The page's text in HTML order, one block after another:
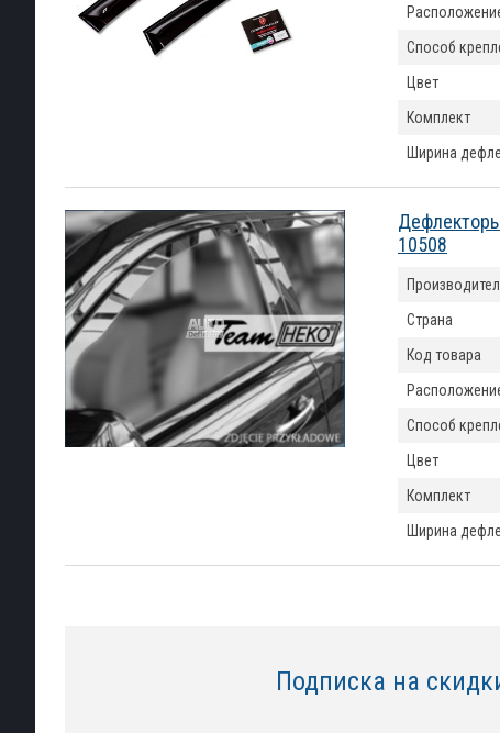
Способ
Цвет
Комплект
Ширина
10508
Страна
Код товара
Способ
Цвет
Комплект
Ширина
Подписка на